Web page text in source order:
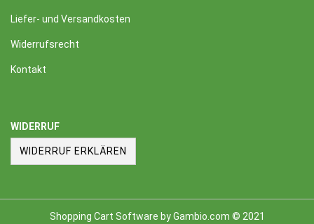
Liefer- und Versandkosten
Widerrufsrecht
Kontakt
WIDERRUF
WIDERRUF ERKLÄREN
Shopping Cart Software by Gambio.com © 2021